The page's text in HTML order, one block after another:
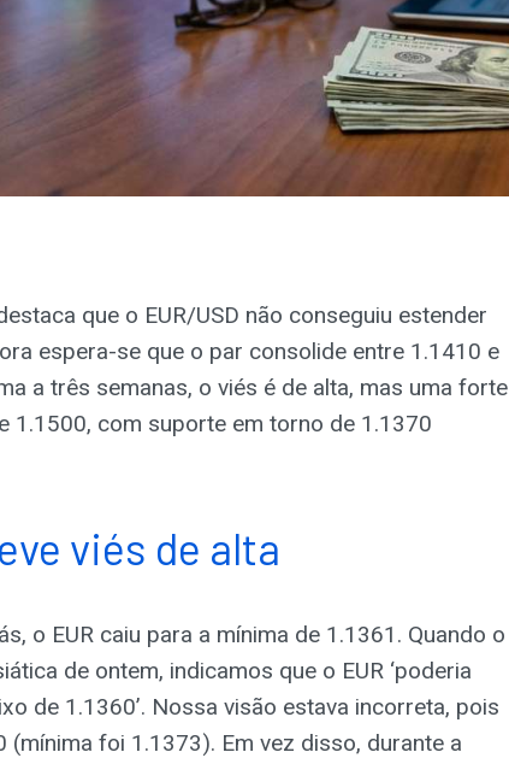
que o EUR/USD não conseguiu estender
espera-se que o par consolide entre 1.1410 e
a três semanas, o viés é de alta, mas uma forte
1.1500, com suporte em torno de 1.1370
viés de alta
o EUR caiu para a mínima de 1.1361. Quando o
de ontem, indicamos que o EUR ‘poderia
de 1.1360’. Nossa visão estava incorreta, pois
(mínima foi 1.1373). Em vez disso, durante a